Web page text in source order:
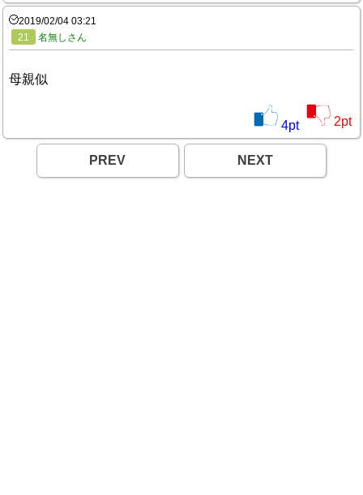
2019/02/04 03:21
21
名無しさん
母親似
4pt 2pt
PREV NEXT